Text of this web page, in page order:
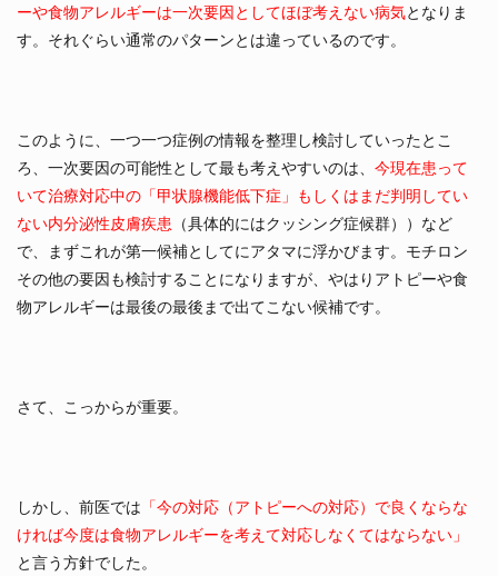
ーや食物アレルギーは一次要因としてほぼ考えない病気となりま
す。それぐらい通常のパターンとは違っているのです。
このように、一つ一つ症例の情報を整理し検討していったとこ
ろ、一次要因の可能性として最も考えやすいのは、 今現在患って
いて治療対応中の「甲状腺機能低下症」もしくはまだ判明してい
ない内分泌性皮膚疾患 （具体的にはクッシング症候群））など
で、まずこれが第一候補としてにアタマに浮かびます。モチロン
その他の要因も検討することになりますが、やはりアトピーや食
物アレルギーは最後の最後まで出てこない候補です。
さて、こっからが重要。
しかし、前医では 「今の対応（アトピーへの対応）で良くならな
ければ今度は食物アレルギーを考えて対応しなくてはならない」
と言う方針でした。